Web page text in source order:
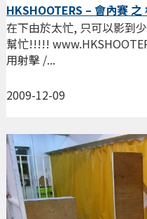
HKSHOOTERS – 會內賽 之
2009-12-09
在下由於太忙, 只可以影到
幫忙!!!!!
用射擊 /...